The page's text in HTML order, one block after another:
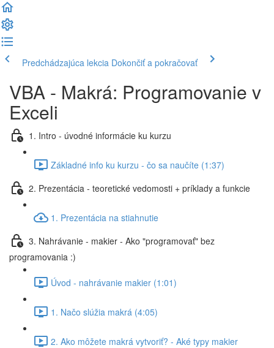
Predchádzajúca lekcia Dokončiť a pokračovať
VBA - Makrá: Programovanie v
Exceli
1. Intro - úvodné informácie ku kurzu
Základné info ku kurzu - čo sa naučíte (1:37)
2. Prezentácia - teoretické vedomosti + príklady a funkcie
1. Prezentácia na stiahnutie
3. Nahrávanie - makier - Ako "programovať" bez
programovania :)
Úvod - nahrávanie makier (1:01)
1. Načo slúžia makrá (4:05)
2. Ako môžete makrá vytvoriť? - Aké typy makier